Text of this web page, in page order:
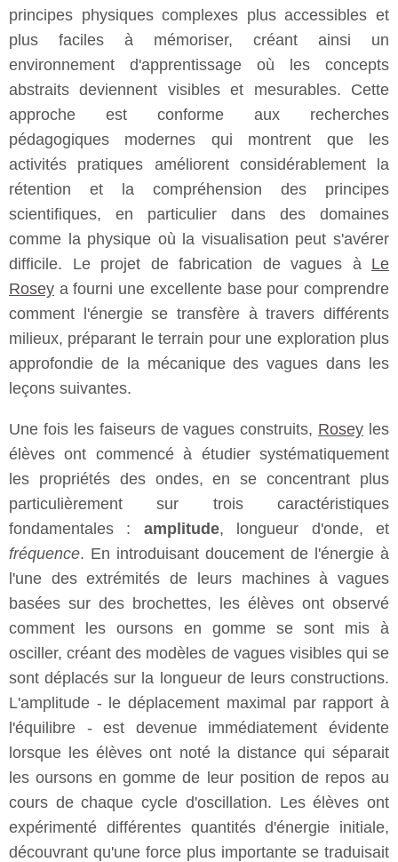
principes physiques complexes plus accessibles et
plus faciles à mémoriser, créant ainsi un
environnement d'apprentissage où les concepts
abstraits deviennent visibles et mesurables. Cette
approche est conforme aux recherches
pédagogiques modernes qui montrent que les
activités pratiques améliorent considérablement la
rétention et la compréhension des principes
scientifiques, en particulier dans des domaines
comme la physique où la visualisation peut s'avérer
difficile. Le projet de fabrication de vagues à Le
Rosey a fourni une excellente base pour comprendre
comment l'énergie se transfère à travers différents
milieux, préparant le terrain pour une exploration plus
approfondie de la mécanique des vagues dans les
leçons suivantes.
Une fois les faiseurs de vagues construits, Rosey les
élèves ont commencé à étudier systématiquement
les propriétés des ondes, en se concentrant plus
particulièrement sur trois caractéristiques
fondamentales : amplitude, longueur d'onde, et
fréquence. En introduisant doucement de l'énergie à
l'une des extrémités de leurs machines à vagues
basées sur des brochettes, les élèves ont observé
comment les oursons en gomme se sont mis à
osciller, créant des modèles de vagues visibles qui se
sont déplacés sur la longueur de leurs constructions.
L'amplitude - le déplacement maximal par rapport à
l'équilibre - est devenue immédiatement évidente
lorsque les élèves ont noté la distance qui séparait
les oursons en gomme de leur position de repos au
cours de chaque cycle d'oscillation. Les élèves ont
expérimenté différentes quantités d'énergie initiale,
découvrant qu'une force plus importante se traduisait